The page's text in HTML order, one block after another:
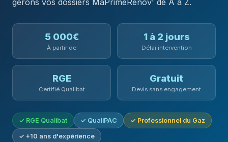
gérons vos dossiers MaPrimeRénov' de A à Z.
5 000€
À partir de
1 à 2 jours
Délai intervention
RGE
Certifié Qualibat
Gratuit
Devis sans engagement
✓ RGE Qualibat ✓ QualiPAC ✓ Professionnel du Gaz
✓ +10 ans d'expérience